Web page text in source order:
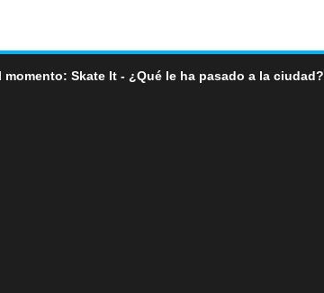
momento: Skate It - ¿Qué le ha pasado a la ciudad?